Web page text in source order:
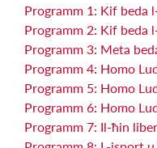
Programm 1: Kif beda
Programm 2: Kif beda
Programm 3: Meta
Programm 4: Homo
Programm 5: Homo
Programm 6: Homo
Programm 7: Il-ħin